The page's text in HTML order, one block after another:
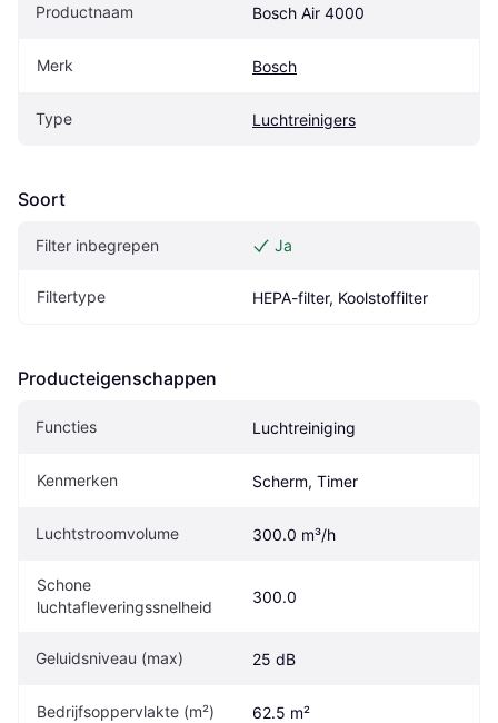
Productnaam Bosch Air 4000
Merk Bosch
Type Luchtreinigers
Soort
Filter inbegrepen Ja
Filtertype HEPA-filter, Koolstoffilter
Producteigenschappen
Functies Luchtreiniging
Kenmerken Scherm, Timer
Luchtstroomvolume 300.0 m³/h
Schone
luchtafleveringssnelheid
300.0
Geluidsniveau (max) 25 dB
Bedrijfsoppervlakte (m²) 62.5 m²